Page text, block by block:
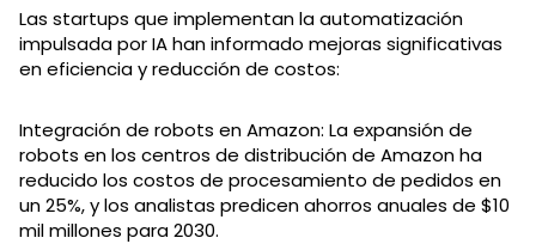
Las startups que implementan la automatización
impulsada por IA han informado mejoras significativas
en eficiencia y reducción de costos:
Integración de robots en Amazon: La expansión de
robots en los centros de distribución de Amazon ha
reducido los costos de procesamiento de pedidos en
un 25%, y los analistas predicen ahorros anuales de $10
mil millones para 2030.